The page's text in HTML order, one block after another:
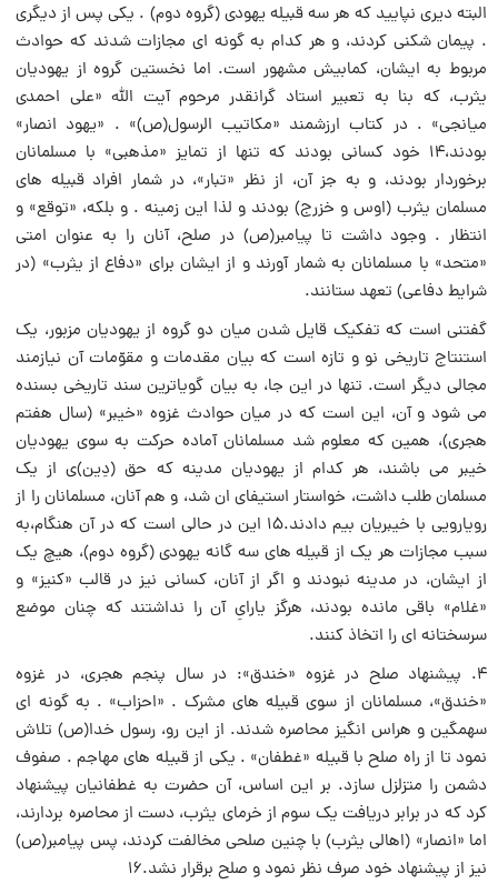
البته دیرى نپایید که هر سه قبیله یهودى (گروه دوم) . یکى پس از دیگرى
. پیمان شکنى کردند، و هر کدام به گونه اى مجازات شدند که حوادث
مربوط به ایشان، کمابیش مشهور است. اما نخستین گروه از یهودیان
یثرب، که بنا به تعبیر استاد گرانقدر مرحوم آیت الله «على احمدى
میانجى» . در کتاب ارزشمند «مکاتیب الرسول(ص)» . «یهود انصار»
بودند،۱۴ خود کسانى بودند که تنها از تمایز «مذهبى» با مسلمانان
برخوردار بودند، و به جز آن، از نظر «تبار»، در شمار افراد قبیله هاى
مسلمان یثرب (اوس و خزرج) بودند و لذا این زمینه . و بلکه، «توقع» و
انتظار . وجود داشت تا پیامبر(ص) در صلح، آنان را به عنوان امتى
«متحد» با مسلمانان به شمار آورند و از ایشان براى «دفاع از یثرب» (در
شرایط دفاعى) تعهد ستانند.
گفتنى است که تفکیک قایل شدن میان دو گروه از یهودیان مزبور، یک
استنتاج تاریخى نو و تازه است که بیان مقدمات و مقوّمات آن نیازمند
مجالى دیگر است. تنها در این جا، به بیان گویاترین سند تاریخى بسنده
مى شود و آن، این است که در میان حوادث غزوه «خیبر» (سال هفتم
هجرى)، همین که معلوم شد مسلمانان آماده حرکت به سوى یهودیان
خیبر مى باشند، هر کدام از یهودیان مدینه که حق (دِین)ى از یک
مسلمان طلب داشت، خواستار استیفاى ان شد، و هم آنان، مسلمانان را از
رویارویى با خیبریان بیم دادند.۱۵ این در حالى است که در آن هنگام،به
سبب مجازات هر یک از قبیله هاى سه گانه یهودى (گروه دوم)، هیچ یک
از ایشان، در مدینه نبودند و اگر از آنان، کسانى نیز در قالب «کنیز» و
«غلام» باقى مانده بودند، هرگز یاراىِ آن را نداشتند که چنان موضع
سرسختانه اى را اتخاذ کنند.
۴. پیشنهاد صلح در غزوه «خندق»: در سال پنجم هجرى، در غزوه
«خندق»، مسلمانان از سوى قبیله هاى مشرک . «احزاب» . به گونه اى
سهمگین و هراس انگیز محاصره شدند. از این رو، رسول خدا(ص) تلاش
نمود تا از راه صلح با قبیله «غطفان» . یکى از قبیله هاى مهاجم . صفوف
دشمن را متزلزل سازد. بر این اساس، آن حضرت به غطفانیان پیشنهاد
کرد که در برابر دریافت یک سوم از خرماى یثرب، دست از محاصره بردارند،
اما «انصار» (اهالى یثرب) با چنین صلحى مخالفت کردند، پس پیامبر(ص)
نیز از پیشنهاد خود صرف نظر نمود و صلح برقرار نشد.۱۶